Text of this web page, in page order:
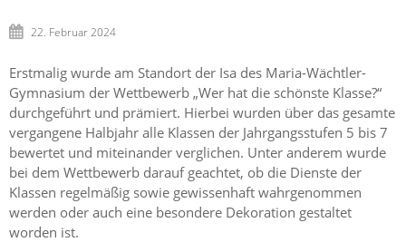
22. Februar 2024
Erstmalig wurde am Standort der Isa des Maria-Wächtler-
Gymnasium der Wettbewerb „Wer hat die schönste Klasse?“
durchgeführt und prämiert. Hierbei wurden über das gesamte
vergangene Halbjahr alle Klassen der Jahrgangsstufen 5 bis 7
bewertet und miteinander verglichen. Unter anderem wurde
bei dem Wettbewerb darauf geachtet, ob die Dienste der
Klassen regelmäßig sowie gewissenhaft wahrgenommen
werden oder auch eine besondere Dekoration gestaltet
worden ist.